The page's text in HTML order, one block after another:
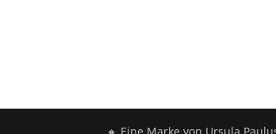
🔸 Eine Marke von Ursula